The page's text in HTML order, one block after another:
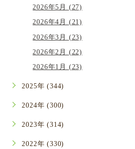
2026年5月 (27)
2026年4月 (21)
2026年3月 (23)
2026年2月 (22)
2026年1月 (23)
2025年 (344)
2024年 (300)
2023年 (314)
2022年 (330)